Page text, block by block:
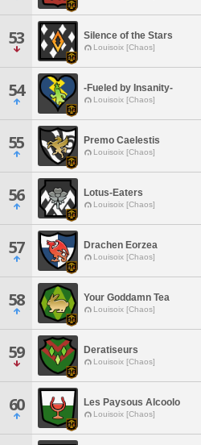
53 Silence of the Stars
Louisoix [Chaos]
54 -Fueled by Insanity-
Louisoix [Chaos]
55 Premo Caelestis
Louisoix [Chaos]
56 Lotus-Eaters
Louisoix [Chaos]
57 Drachen Eorzea
Louisoix [Chaos]
58 Your Goddamn Tea
Louisoix [Chaos]
59 Deratiseurs
Louisoix [Chaos]
60 Les Paysous Alcoolo
Louisoix [Chaos]